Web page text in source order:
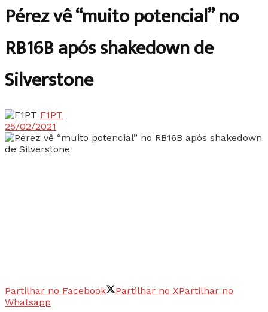
Pérez vê “muito potencial” no
RB16B após shakedown de
Silverstone
F1PT
25/02/2021
Partilhar no Facebook Partilhar no XPartilhar no
Whatsapp